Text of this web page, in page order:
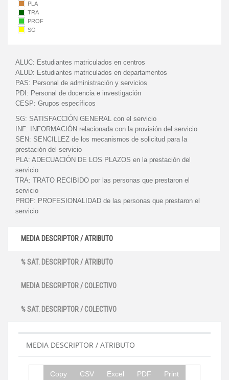
PLA
TRA
PROF
SG
ALUC: Estudiantes matriculados en centros
ALUD: Estudiantes matriculados en departamentos
PAS: Personal de administración y servicios
PDI: Personal de docencia e investigación
CESP: Grupos específicos
SG: SATISFACCIÓN GENERAL con el servicio
INF:
INFORMACIÓN relacionada con la provisión del servicio
SEN: SENCILLEZ de los mecanismos de solicitud para la
prestación del servicio
PLA: ADECUACIÓN DE LOS PLAZOS en la prestación del
servicio
TRA: TRATO RECIBIDO por las personas que prestaron el
servicio
PROF: PROFESIONALIDAD de las personas que prestaron el
servicio
MEDIA DESCRIPTOR / ATRIBUTO
% SAT. DESCRIPTOR / ATRIBUTO
MEDIA DESCRIPTOR / COLECTIVO
% SAT. DESCRIPTOR / COLECTIVO
MEDIA DESCRIPTOR / ATRIBUTO
Copy CSV Excel PDF Print